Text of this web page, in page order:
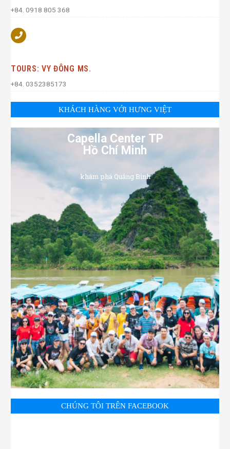
+84. 0918 805 368
TOURS: VY ĐÔNG MS.
+84. 0352385173
KHÁCH HÀNG VỚI HƯNG VIỆT
Capella Center TP
Hồ Chí Minh
khám phá Quảng Bình
CHÚNG TÔI TRÊN FACEBOOK